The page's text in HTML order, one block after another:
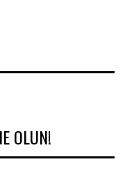
OLUN!